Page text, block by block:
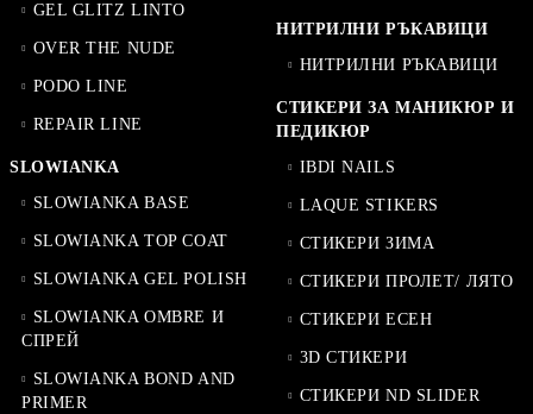
GEL GLITZ LINTO
OVER THE NUDE
PODO LINE
REPAIR LINE
SLOWIANKA
SLOWIANKA BASE
SLOWIANKA TOP COAT
SLOWIANKA GEL POLISH
SLOWIANKA OMBRE И
СПРЕЙ
SLOWIANKA BOND AND
PRIMER
НИТРИЛНИ РЪКАВИЦИ
НИТРИЛНИ РЪКАВИЦИ
СТИКЕРИ ЗА МАНИКЮР И
ПЕДИКЮР
IBDI NAILS
LAQUE STIKERS
СТИКЕРИ ЗИМА
СТИКЕРИ ПРОЛЕТ/ ЛЯТО
СТИКЕРИ ЕСЕН
3D СТИКЕРИ
СТИКЕРИ ND SLIDER